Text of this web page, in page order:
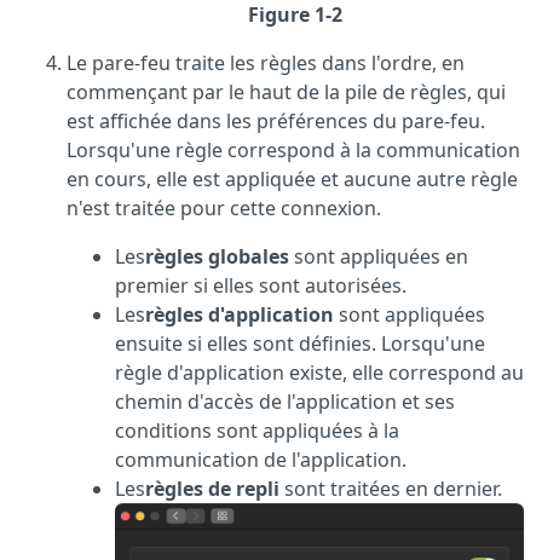
Figure 1-2
Le pare-feu traite les règles dans l'ordre, en
commençant par le haut de la pile de règles, qui
est affichée dans les préférences du pare-feu.
Lorsqu'une règle correspond à la communication
en cours, elle est appliquée et aucune autre règle
n'est traitée pour cette connexion.
Lesrègles globalessont appliquées en
premier si elles sont autorisées.
Lesrègles d'application sont appliquées
ensuite si elles sont définies. Lorsqu'une
règle d'application existe, elle correspond au
chemin d'accès de l'application et ses
conditions sont appliquées à la
communication de l'application.
Lesrègles de repli sont traitées en dernier.